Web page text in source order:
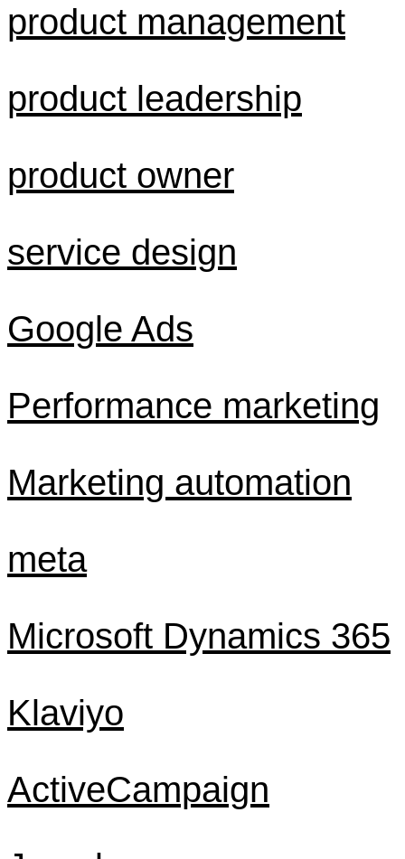
product management
product leadership
product owner
service design
Google Ads
Performance marketing
Marketing automation
meta
Microsoft Dynamics 365
Klaviyo
ActiveCampaign